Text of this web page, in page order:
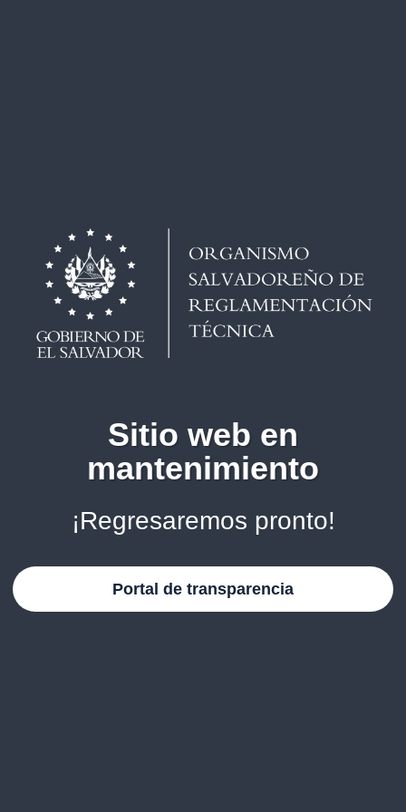
Sitio web en
mantenimiento
¡Regresaremos pronto!
Portal de transparencia